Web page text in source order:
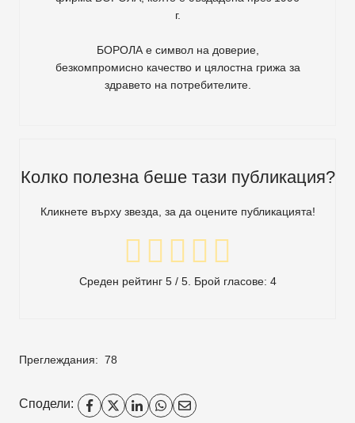
г.
БОРОЛА е символ на доверие,
безкомпромисно качество и цялостна грижа за
здравето на потребителите.
Колко полезна беше тази публикация?
Кликнете върху звезда, за да оцените публикацията!
Среден рейтинг 5/ 5. Брой гласове: 4
Преглеждания: 78
Сподели: